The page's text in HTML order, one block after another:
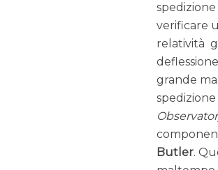
spedizione
verificare
relatività
grande
Butler.